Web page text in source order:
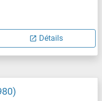
Détails